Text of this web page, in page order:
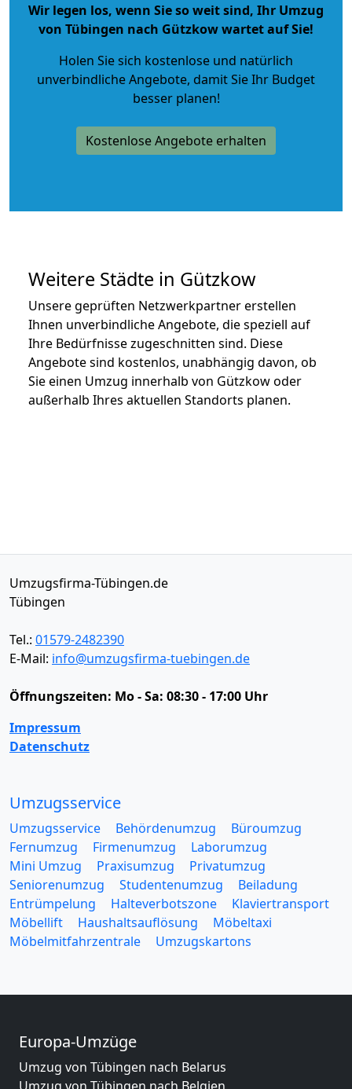
Wir legen los, wenn Sie so weit sind, Ihr Umzug
von Tübingen nach Gützkow wartet auf Sie!
Holen Sie sich kostenlose und natürlich
unverbindliche Angebote, damit Sie Ihr Budget
besser planen!
Kostenlose Angebote erhalten
Weitere Städte in Gützkow
Unsere geprüften Netzwerkpartner erstellen
Ihnen unverbindliche Angebote, die speziell auf
Ihre Bedürfnisse zugeschnitten sind. Diese
Angebote sind kostenlos, unabhängig davon, ob
Sie einen Umzug innerhalb von Gützkow oder
außerhalb Ihres aktuellen Standorts planen.
Umzugsfirma-Tübingen.de
Tübingen
Tel.: 01579-2482390
E-Mail: info@umzugsfirma-tuebingen.de
Öffnungszeiten: Mo - Sa: 08:30 - 17:00 Uhr
Impressum
Datenschutz
Umzugsservice
Umzugsservice Behördenumzug
Büroumzug
Fernumzug
Firmenumzug
Laborumzug
Mini Umzug
Praxisumzug
Privatumzug
Seniorenumzug
Studentenumzug
Beiladung
Entrümpelung
Halteverbotszone
Klaviertransport
Möbellift
Haushaltsauflösung
Möbeltaxi
Möbelmitfahrzentrale
Umzugskartons
Europa-Umzüge
Umzug von Tübingen nach Belarus
Umzug von Tübingen nach Belgien